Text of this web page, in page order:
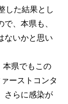
した結果とし
、本県も、
ないかと思い
本県でもこの
ーストコンタ
さらに感染が